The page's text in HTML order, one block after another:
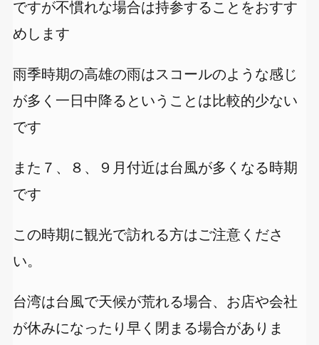
ですが不慣れな場合は持参することをおすす
めします
雨季時期の高雄の雨はスコールのような感じ
が多く一日中降るということは比較的少ない
です
また７、８、９月付近は台風が多くなる時期
です
この時期に観光で訪れる方はご注意くださ
い。
台湾は台風で天候が荒れる場合、お店や会社
が休みになったり早く閉まる場合がありま